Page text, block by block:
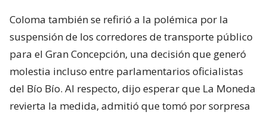
Coloma también se refirió a la polémica por la
suspensión de los corredores de transporte público
para el Gran Concepción, una decisión que generó
molestia incluso entre parlamentarios oficialistas
del Bío Bío. Al respecto, dijo esperar que La Moneda
revierta la medida, admitió que tomó por sorpresa